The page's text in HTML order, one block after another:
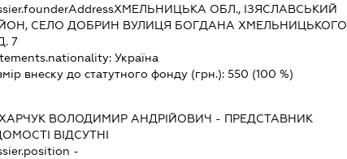
ХМЕЛЬНИЦЬКА ОБЛ., ІЗЯСЛАВСЬКИЙ
СЕЛО ДОБРИН ВУЛИЦЯ БОГДАНА ХМЕЛЬНИЦЬКОГО
7
Україна
внеску до статутного фонду (грн.): 550 (100 %)
ВОЛОДИМИР АНДРІЙОВИЧ - ПРЕДСТАВНИК
ВІДСУТНІ
-